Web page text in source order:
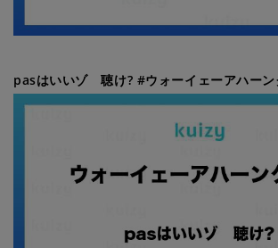
pasはいいゾ 聴け? #ウォーイェーアハーン